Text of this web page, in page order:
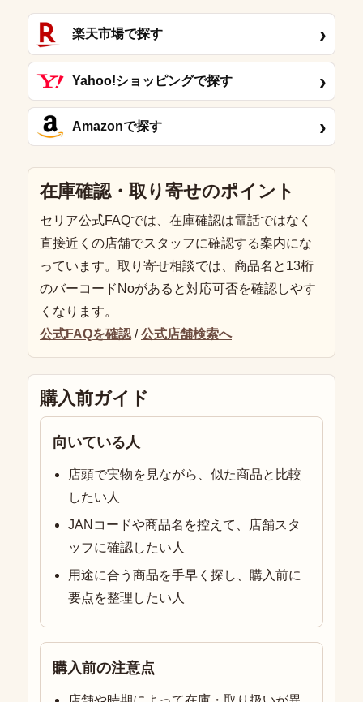
楽天市場で探す ›
Yahoo!ショッピングで探す ›
Amazonで探す ›
在庫確認・取り寄せのポイント
セリア公式FAQでは、在庫確認は電話ではなく
直接近くの店舗でスタッフに確認する案内にな
っています。取り寄せ相談では、商品名と13桁
のバーコードNoがあると対応可否を確認しやす
くなります。
公式FAQを確認 /公式店舗検索へ
購入前ガイド
向いている人
店頭で実物を見ながら、似た商品と比較
したい人
JANコードや商品名を控えて、店舗スタ
ッフに確認したい人
用途に合う商品を手早く探し、購入前に
要点を整理したい人
購入前の注意点